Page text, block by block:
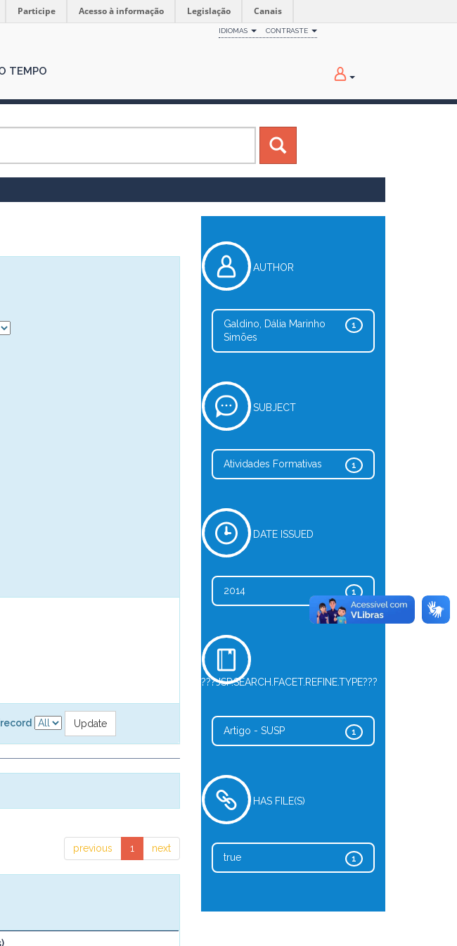
Participe Acesso à informação Legislação Canais
IDIOMAS CONTRASTE
TEMPO
previous 1 next
AUTHOR
1
Galdino, Dália Marinho
Simões
SUBJECT
1
Atividades Formativas
DATE ISSUED
1
2014
???JSP.SEARCH.FACET.REFINE.TYPE???
1
Artigo - SUSP
HAS FILE(S)
1
true